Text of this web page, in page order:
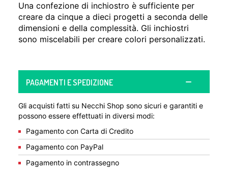
Una confezione di inchiostro è sufficiente per
creare da cinque a dieci progetti a seconda delle
dimensioni e della complessità. Gli inchiostri
sono miscelabili per creare colori personalizzati.
PAGAMENTI E SPEDIZIONE
Gli acquisti fatti su Necchi Shop sono sicuri e garantiti e
possono essere effettuati in diversi modi:
Pagamento con Carta di Credito
Pagamento con PayPal
Pagamento in contrassegno